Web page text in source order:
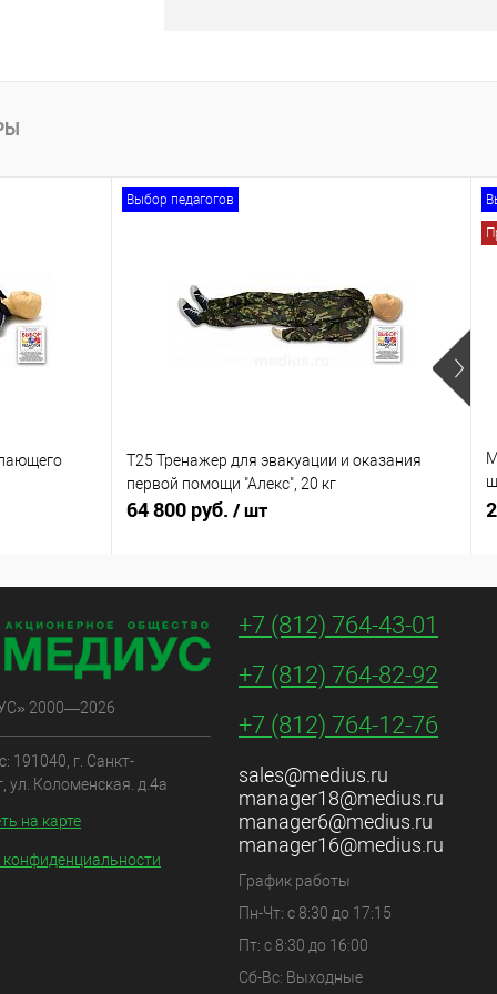
Выбор педагогов
Т25 Тренажер для эвакуации и оказания
первой помощи "Алекс", 20 кг
64 800 руб. / шт
В корзину
Купить в 1 клик
2000—2026
191040, г. Санкт-
ул. Коломенская. д.4а
на карте
конфиденциальности
+7 (812) 764-43-01
+7 (812) 764-82-92
+7 (812) 764-12-76
sales@medius.ru
manager18@medius.ru
manager6@medius.ru
manager16@medius.ru
График работы
Пн-Чт: с 8:30 до 17:15
Пт: с 8:30 до 16:00
Сб-Вс: Выходные